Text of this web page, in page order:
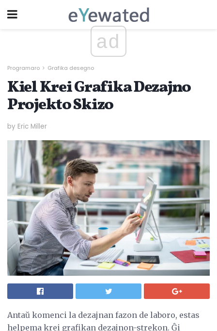
ad
Programaro Grafika desegno
Kiel Krei Grafika Dezajno
Projekto Skizo
by Eric Miller
Antaŭ komenci la dezajnan fazon de laboro, estas
helpema krei grafikan dezajnon-strekon. Ĝi